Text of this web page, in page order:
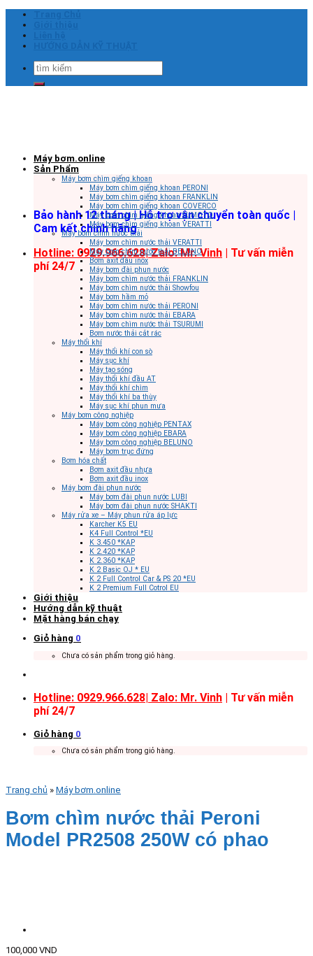
Skip
content
Tìm
kiếm:
Bảo hành 12 tháng | Hỗ trợ vận chuyển toàn quốc |
Cam kết chính hãng
Hotline: 0929.966.628|Zalo: Mr. Vinh | Tư vấn miễn
phí 24/7
Máy bơm.online
Sản Phẩm
Máy bơm chìm giếng khoan
Máy bơm chìm giếng khoan PERONI
Máy bơm chìm giếng khoan FRANKLIN
Máy bơm chìm giếng khoan COVERCO
Máy bơm chìm giếng khoan SUMOTO
Máy bơm chìm giếng khoan VERATTI
Máy bơm chìm nước thải
Máy bơm chìm nước thải VERATTI
Máy bơm chìm nước thải BELUNO
Bơm axit đầu inox
Máy bơm đài phun nước
Máy bơm chìm nước thải FRANKLIN
Máy bơm chìm nước thải Showfou
Máy bơm hầm mỏ
Máy bơm chìm nước thải PERONI
Máy bơm chìm nước thải EBARA
Máy bơm chìm nước thải TSURUMI
Bơm nước thải cắt rác
Máy thổi khí
Máy thổi khí con sò
Máy sục khí
Máy tạo sóng
Máy thổi khí đầu AT
Máy thổi khí chìm
Máy thổi khí ba thùy
Máy sục khí phun mưa
Máy bơm công nghiệp
Máy bơm công nghiệp PENTAX
Máy bơm công nghiệp EBARA
Máy bơm công nghiệp BELUNO
Máy bơm trục đứng
Bơm hóa chất
Bơm axit đầu nhựa
Bơm axit đầu inox
Máy bơm đài phun nước
Máy bơm đài phun nước LUBI
Máy bơm đài phun nước SHAKTI
Máy rửa xe – Máy phun rửa áp lực
Karcher K5 EU
K4 Full Control *EU
K 3.450 *KAP
K 2.420 *KAP
K 2.360 *KAP
K 2 Basic OJ * EU
K 2 Full Control Car & PS 20 *EU
K 2 Premium Full Cotrol EU
Giới thiệu
Hướng dẫn kỹ thuật
Mặt hàng bán chạy
Giỏ hàng 0
Chưa có sản phẩm trong giỏ hàng.
Hotline: 0929.966.628| Zalo: Mr. Vinh | Tư vấn miễn
phí 24/7
Giỏ hàng 0
Chưa có sản phẩm trong giỏ hàng.
Trang chủ » Máy bơm.online
Bơm chìm nước thải Peroni
Model PR2508 250W có phao
100,000 VND